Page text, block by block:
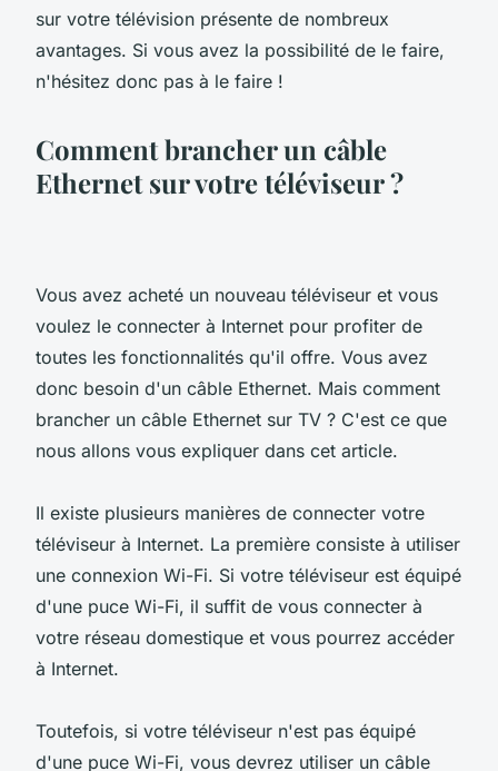
sur votre télévision présente de nombreux
avantages. Si vous avez la possibilité de le faire,
n'hésitez donc pas à le faire !
Comment brancher un câble
Ethernet sur votre téléviseur ?
Vous avez acheté un nouveau téléviseur et vous
voulez le connecter à Internet pour profiter de
toutes les fonctionnalités qu'il offre. Vous avez
donc besoin d'un câble Ethernet. Mais comment
brancher un câble Ethernet sur TV ? C'est ce que
nous allons vous expliquer dans cet article.
Il existe plusieurs manières de connecter votre
téléviseur à Internet. La première consiste à utiliser
une connexion Wi-Fi. Si votre téléviseur est équipé
d'une puce Wi-Fi, il suffit de vous connecter à
votre réseau domestique et vous pourrez accéder
à Internet.
Toutefois, si votre téléviseur n'est pas équipé
d'une puce Wi-Fi, vous devrez utiliser un câble